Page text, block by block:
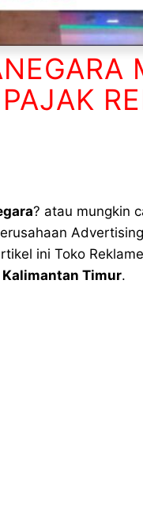
? atau mungkin
ini Toko
Kalimantan Timur.